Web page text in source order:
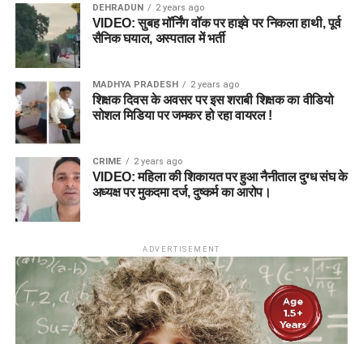
DEHRADUN 2 years ago
VIDEO: सुबह मॉर्निंग वॉक पर हाइवे पर निकला हाथी, पूर्व
सैनिक घयाल, अस्पताल में भर्ती
MADHYA PRADESH 2 years ago
शिक्षक दिवस के अवसर पर इस शराबी शिक्षक का वीडियो
सोशल मिडिया पर जमकर हो रहा वायरल !
CRIME 2 years ago
VIDEO: महिला की शिकायत पर हुआ नैनीताल दुग्ध संघ के
अध्यक्ष पर मुकदमा दर्ज, दुष्कर्म का आरोप।
ADVERTISEMENT